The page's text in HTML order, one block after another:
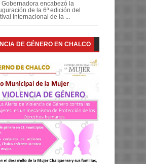
Gobernadora encabezó la
de la 6ª edición del
Internacional de la ...
DE GÉNERO EN CHALCO